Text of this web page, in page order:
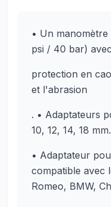
• Un
psi / 40 bar) avec
protection en
et l'abrasion
. • Adaptateurs
10, 12, 14, 18 mm.
• Adaptateur
compatible avec
Romeo, BMW,